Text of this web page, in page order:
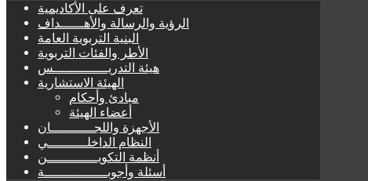
تعرف على الأكاديمية
الرؤية والرسالة والأهــــــداف
البنية التربوية العامة
الأطر والفئات التربوية
هيئة التدريــــــــــــــس
الهيئة الاستشارية
مبادئ وأحكام
أعضاء الهيئة
الأجهزة واللجـــــــــــان
النظام الداخلــــــــــي
أنظمة التكويـــــــــــــن
أسئلة وأجوبــــــــــــــــة